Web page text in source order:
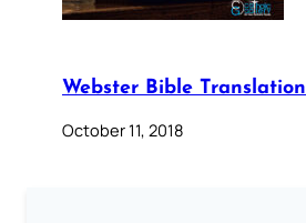
Webster Bible Translation
October 11, 2018